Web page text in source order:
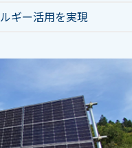
ギー活用を実現